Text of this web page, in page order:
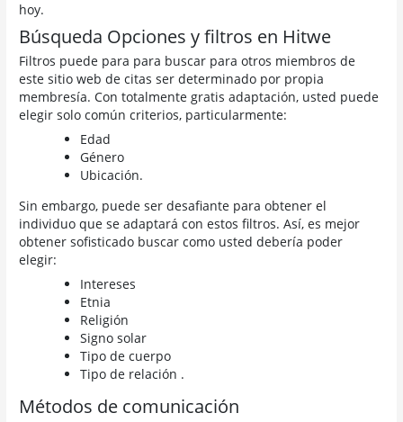
hoy.
Búsqueda Opciones y filtros en Hitwe
Filtros puede para para buscar para otros miembros de
este sitio web de citas ser determinado por propia
membresía. Con totalmente gratis adaptación, usted puede
elegir solo común criterios, particularmente:
Edad
Género
Ubicación.
Sin embargo, puede ser desafiante para obtener el
individuo que se adaptará con estos filtros. Así, es mejor
obtener sofisticado buscar como usted debería poder
elegir:
Intereses
Etnia
Religión
Signo solar
Tipo de cuerpo
Tipo de relación .
Métodos de comunicación